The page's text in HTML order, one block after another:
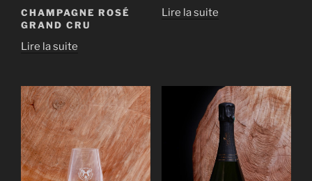
CHAMPAGNE ROSÉ
GRAND CRU
Lire la suite
Lire la suite